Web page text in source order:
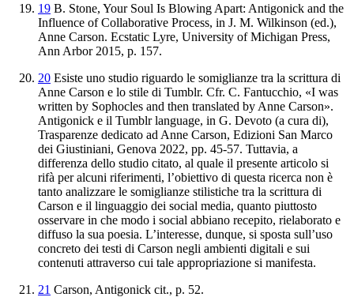
19 B. Stone, Your Soul Is Blowing Apart: Antigonick and the
Influence of Collaborative Process, in J. M. Wilkinson (ed.),
Anne Carson. Ecstatic Lyre, University of Michigan Press,
Ann Arbor 2015, p. 157.
20 Esiste uno studio riguardo le somiglianze tra la scrittura di
Anne Carson e lo stile di Tumblr. Cfr. C. Fantucchio, «I was
written by Sophocles and then translated by Anne Carson».
Antigonick e il Tumblr language, in G. Devoto (a cura di),
Trasparenze dedicato ad Anne Carson, Edizioni San Marco
dei Giustiniani, Genova 2022, pp. 45-57. Tuttavia, a
differenza dello studio citato, al quale il presente articolo si
rifà per alcuni riferimenti, l’obiettivo di questa ricerca non è
tanto analizzare le somiglianze stilistiche tra la scrittura di
Carson e il linguaggio dei social media, quanto piuttosto
osservare in che modo i social abbiano recepito, rielaborato e
diffuso la sua poesia. L’interesse, dunque, si sposta sull’uso
concreto dei testi di Carson negli ambienti digitali e sui
contenuti attraverso cui tale appropriazione si manifesta.
21 Carson, Antigonick cit., p. 52.